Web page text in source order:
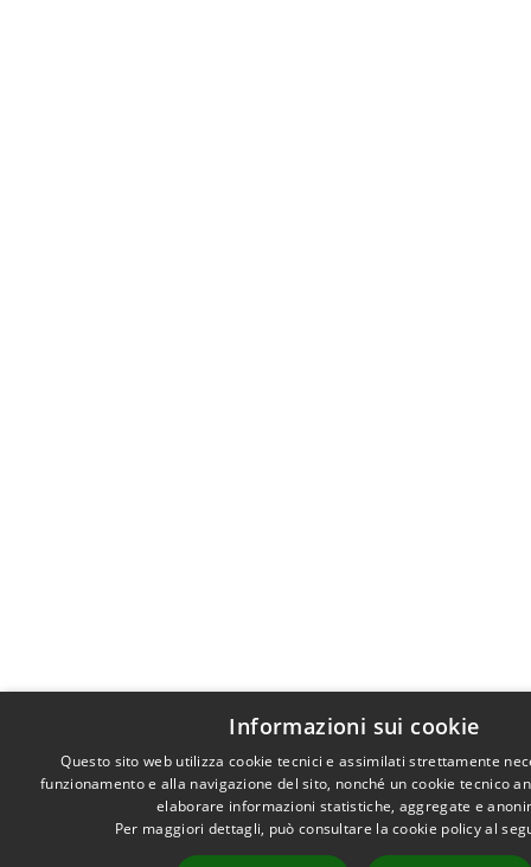
Informazioni sui cookie
Questo sito web utilizza cookie tecnici e assimilati strettamente
funzionamento e alla navigazione del sito, nonché un cookie tecnico
elaborare informazioni statistiche, aggregate e
Per maggiori dettagli, può consultare la cookie policy al